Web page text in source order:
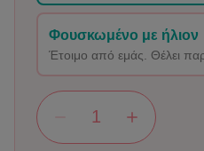
Φουσκωμένο με ήλιον
Έτοιμο από εμάς. Θέλει